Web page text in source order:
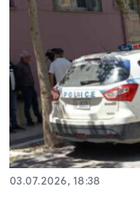
03.07.2026, 18:38